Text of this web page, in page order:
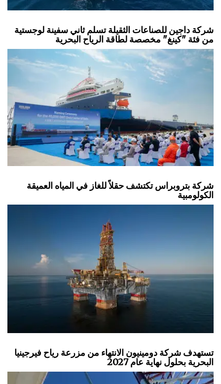
شركة داجين للصناعات الثقيلة تسلم ثاني سفينة لوجستية
من فئة "كينغ" مخصصة لطاقة الرياح البحرية
شركة بتروبراس تكتشف حقلاً للغاز في المياه العميقة
الكولومبية
تستهدف شركة دومينيون الانتهاء من مزرعة رياح فيرجينيا
البحرية بحلول نهاية عام 2027